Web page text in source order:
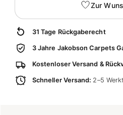
Zur
31 Tage Rückgaberecht
3 Jahre Jakobson Carpets
Kostenloser Versand &
Schneller Versand: 2–5